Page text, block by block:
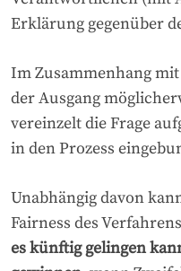
Erklärung gegenüber
Im Zusammenhang
der Ausgang
vereinzelt die Frage
in den Prozess
Unabhängig davon
Fairness des
es künftig gelingen